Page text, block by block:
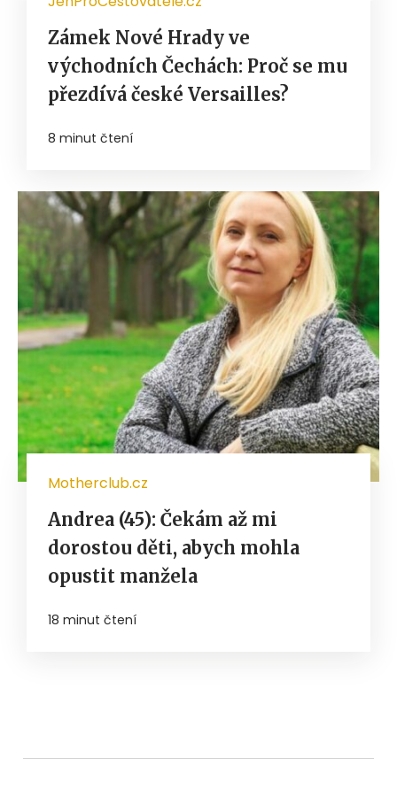
Zámek Nové Hrady ve
východních Čechách: Proč se mu
přezdívá české Versailles?
8 minut čtení
Motherclub.cz
Andrea (45): Čekám až mi
dorostou děti, abych mohla
opustit manžela
18 minut čtení